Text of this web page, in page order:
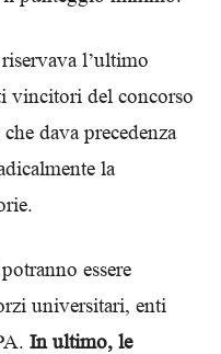
l’ultimo
vincitori del concorso
dava precedenza
la
essere
universitari, enti
In ultimo, le